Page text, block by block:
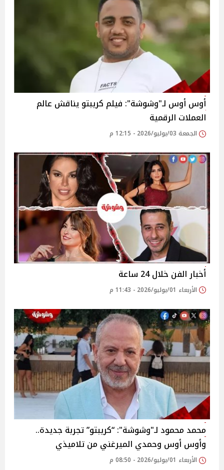
أوس أوس لـ"وشوشة": فيلم كريبتو يناقش عالم
العملات الرقمية
الجمعة 03/يوليو/2026 - 12:15 م
أخبار الفن خلال 24 ساعة
الأربعاء 01/يوليو/2026 - 11:43 م
محمد محمود لـ"وشوشة": “كريبتو” تجربة جديدة..
وأوس أوس وحمدي الميرغني من تلاميذي
الأربعاء 01/يوليو/2026 - 08:50 م